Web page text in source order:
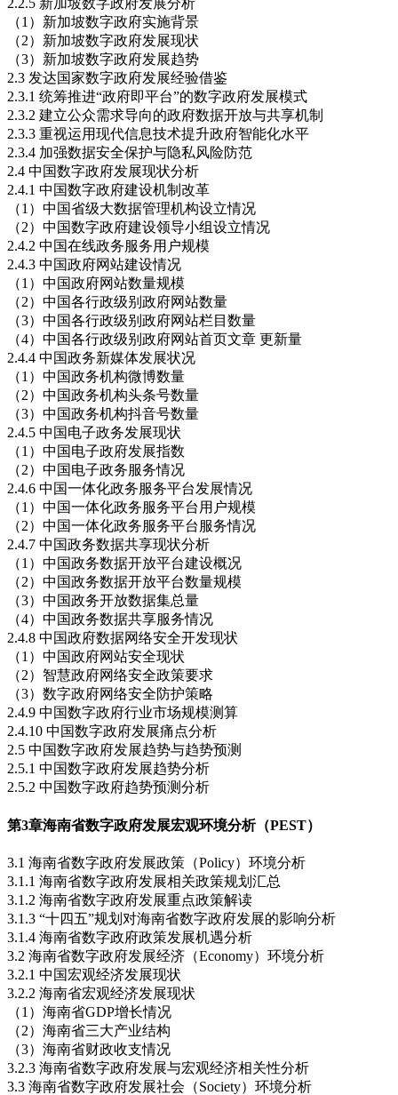
2.2.5 新加坡数字政府发展分析
（1）新加坡数字政府实施背景
（2）新加坡数字政府发展现状
（3）新加坡数字政府发展趋势
2.3 发达国家数字政府发展经验借鉴
2.3.1 统筹推进“政府即平台”的数字政府发展模式
2.3.2 建立公众需求导向的政府数据开放与共享机制
2.3.3 重视运用现代信息技术提升政府智能化水平
2.3.4 加强数据安全保护与隐私风险防范
2.4 中国数字政府发展现状分析
2.4.1 中国数字政府建设机制改革
（1）中国省级大数据管理机构设立情况
（2）中国数字政府建设领导小组设立情况
2.4.2 中国在线政务服务用户规模
2.4.3 中国政府网站建设情况
（1）中国政府网站数量规模
（2）中国各行政级别政府网站数量
（3）中国各行政级别政府网站栏目数量
（4）中国各行政级别政府网站首页文章 更新量
2.4.4 中国政务新媒体发展状况
（1）中国政务机构微博数量
（2）中国政务机构头条号数量
（3）中国政务机构抖音号数量
2.4.5 中国电子政务发展现状
（1）中国电子政府发展指数
（2）中国电子政务服务情况
2.4.6 中国一体化政务服务平台发展情况
（1）中国一体化政务服务平台用户规模
（2）中国一体化政务服务平台服务情况
2.4.7 中国政务数据共享现状分析
（1）中国政务数据开放平台建设概况
（2）中国政务数据开放平台数量规模
（3）中国政务开放数据集总量
（4）中国政务数据共享服务情况
2.4.8 中国政府数据网络安全开发现状
（1）中国政府网站安全现状
（2）智慧政府网络安全政策要求
（3）数字政府网络安全防护策略
2.4.9 中国数字政府行业市场规模测算
2.4.10 中国数字政府发展痛点分析
2.5 中国数字政府发展趋势与趋势预测
2.5.1 中国数字政府发展趋势分析
2.5.2 中国数字政府趋势预测分析
第3章海南省数字政府发展宏观环境分析（PEST）
3.1 海南省数字政府发展政策（Policy）环境分析
3.1.1 海南省数字政府发展相关政策规划汇总
3.1.2 海南省数字政府发展重点政策解读
3.1.3 “十四五”规划对海南省数字政府发展的影响分析
3.1.4 海南省数字政府政策发展机遇分析
3.2 海南省数字政府发展经济（Economy）环境分析
3.2.1 中国宏观经济发展现状
3.2.2 海南省宏观经济发展现状
（1）海南省GDP增长情况
（2）海南省三大产业结构
（3）海南省财政收支情况
3.2.3 海南省数字政府发展与宏观经济相关性分析
3.3 海南省数字政府发展社会（Society）环境分析